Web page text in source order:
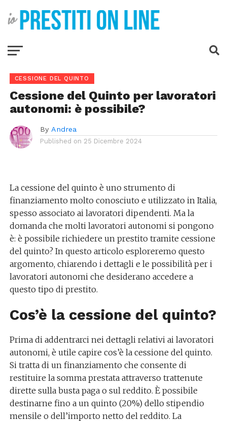
CESSIONE DEL QUINTO
Cessione del Quinto per lavoratori
autonomi: è possibile?
By Andrea
Published on 25 Dicembre 2024
La cessione del quinto è uno strumento di
finanziamento molto conosciuto e utilizzato in Italia,
spesso associato ai lavoratori dipendenti. Ma la
domanda che molti lavoratori autonomi si pongono
è: è possibile richiedere un prestito tramite cessione
del quinto? In questo articolo esploreremo questo
argomento, chiarendo i dettagli e le possibilità per i
lavoratori autonomi che desiderano accedere a
questo tipo di prestito.
Cos’è la cessione del quinto?
Prima di addentrarci nei dettagli relativi ai lavoratori
autonomi, è utile capire cos’è la cessione del quinto.
Si tratta di un finanziamento che consente di
restituire la somma prestata attraverso trattenute
dirette sulla busta paga o sul reddito. È possibile
destinarne fino a un quinto (20%) dello stipendio
mensile o dell’importo netto del reddito. La